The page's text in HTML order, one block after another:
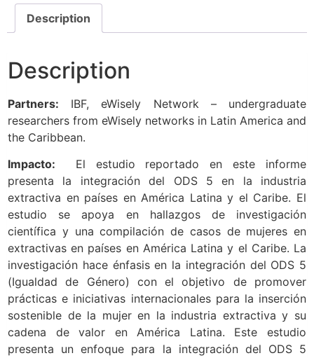
Description
Description
Partners: IBF, eWisely Network – undergraduate
researchers from eWisely networks in Latin America and
the Caribbean.
Impacto:
El estudio reportado en este informe
presenta la integración del ODS 5 en la industria
extractiva en países en América Latina y el Caribe. El
estudio se apoya en hallazgos de investigación
científica y una compilación de casos de mujeres en
extractivas en países en América Latina y el Caribe. La
investigación hace énfasis en la integración del ODS 5
(Igualdad de Género) con el objetivo de promover
prácticas e iniciativas internacionales para la inserción
sostenible de la mujer en la industria extractiva y su
cadena de valor en América Latina. Este estudio
presenta un enfoque para la integración del ODS 5